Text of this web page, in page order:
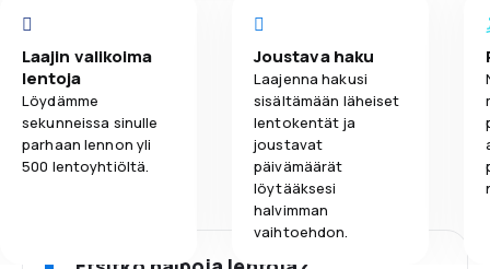
Laajin valikoima
lentoja
Löydämme
sekunneissa sinulle
parhaan lennon yli
500 lentoyhtiöltä.
Joustava haku
Laajenna hakusi
sisältämään läheiset
lentokentät ja
joustavat
päivämäärät
löytääksesi
halvimman
vaihtoehdon.